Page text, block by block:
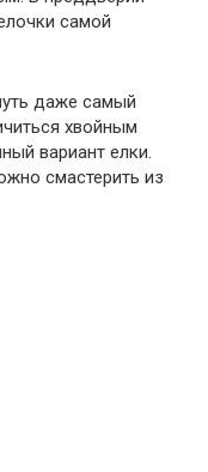
самой
даже самый
хвойным
вариант елки.
смастерить из